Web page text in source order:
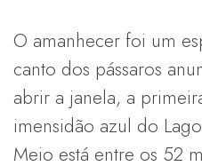
O amanhecer foi um
canto dos pássaros
abrir a janela, a
imensidão azul do
Meio está entre os 52